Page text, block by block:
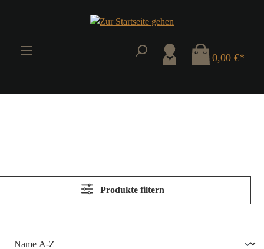
Zum Hauptinhalt springen
0,00 €*
Produkte filtern